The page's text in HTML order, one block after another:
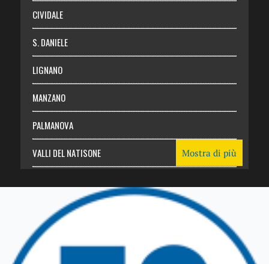
CIVIDALE
S. DANIELE
LIGNANO
MANZANO
PALMANOVA
VALLI DEL NATISONE
TRICESIMO
TARCENTO
Mostra di più